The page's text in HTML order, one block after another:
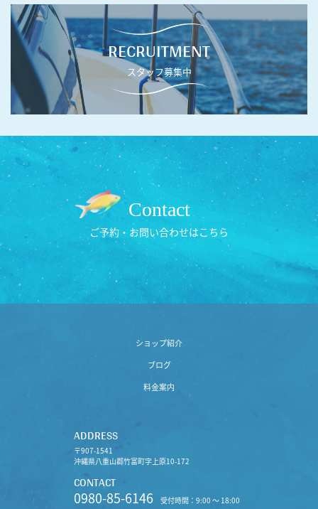
RECRUITMENT
スタッフ募集中
Contact
ご予約・お問い合わせはこちら
ショップ紹介
ブログ
料金案内
ADDRESS
〒907-1541
沖縄県八重山郡竹富町字上原10-172
CONTACT
0980-85-6146 受付時間：9:00 〜 18:00